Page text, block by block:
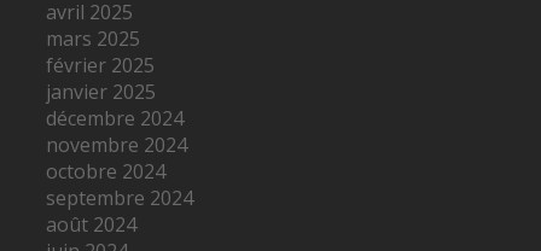
avril 2025
mars 2025
février 2025
janvier 2025
décembre 2024
novembre 2024
octobre 2024
septembre 2024
août 2024